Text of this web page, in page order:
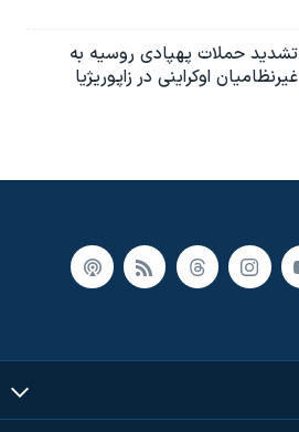
تشدید حملات پهپادی روسیه به
غیرنظامیان اوکراینی در زاپوریژیا